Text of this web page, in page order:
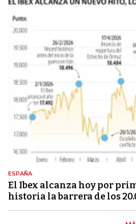
ESPAÑA
El Ibex alcanza hoy por
historia la barrera de los